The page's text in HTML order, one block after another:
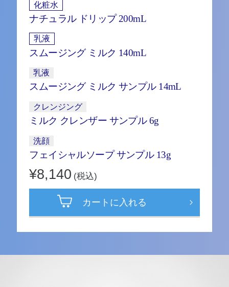
化粧水
ナチュラル ドリップ 200mL
乳液
スムージング ミルク 140mL
乳液
スムージング ミルク サンプル 14mL
クレンジング
ミルク クレンザー サンプル 6g
洗顔
フェイシャルソープ サンプル 13g
¥8,140 (税込)
カートに入れる